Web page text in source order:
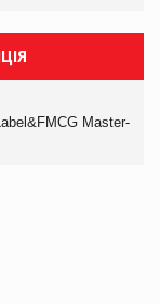
Master-